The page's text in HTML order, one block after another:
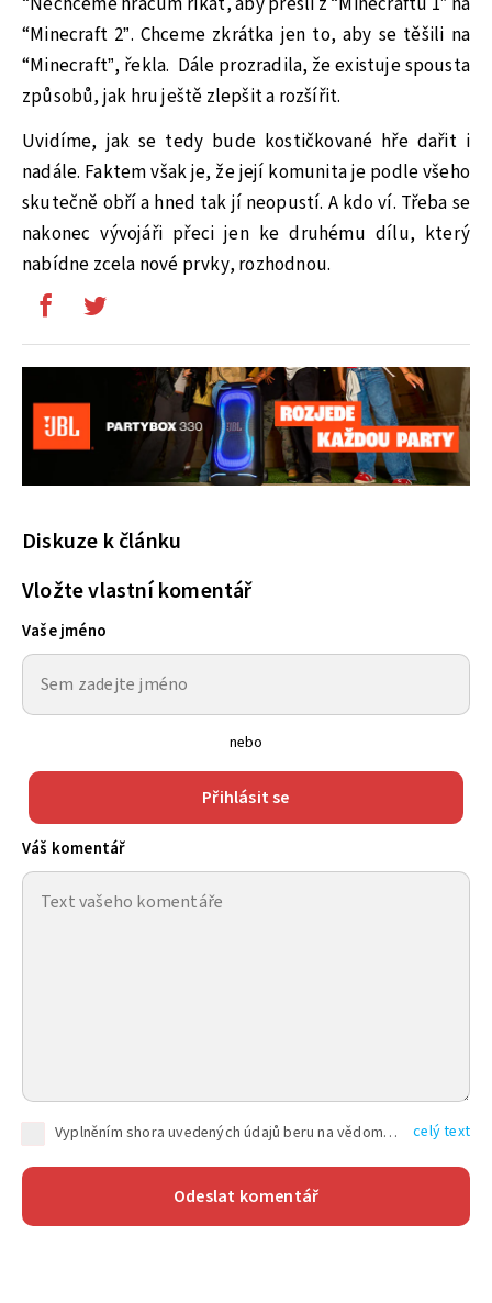
“Minecraft 2”. Chceme zkrátka jen to, aby se těšili na
“Minecraft”, řekla. Dále prozradila, že existuje spousta
způsobů, jak hru ještě zlepšit a rozšířit.
Uvidíme, jak se tedy bude kostičkované hře dařit i
nadále. Faktem však je, že její komunita je podle všeho
skutečně obří a hned tak jí neopustí. A kdo ví. Třeba se
nakonec vývojáři přeci jen ke druhému dílu, který
nabídne zcela nové prvky, rozhodnou.
Diskuze k článku
Vložte vlastní komentář
Vaše jméno
nebo
Přihlásit se
Váš komentář
Vyplněním shora uvedených údajů beru na vědomí, že společnost TEXT FACTORY s.r.o., sídlem Brno, Durďákova 336/29, Černá Pole, PSČ: 613 00, IČ: 06157831, zapsané u Krajského soudu v Brně, oddíl C, vložka 100399, bude zpracovávat mé osobní údaje uvedené v rámci mnou vyplněného registračního formuláře na základě oprávněných zájmů TEXT FACTORY s.r.o. dle čl. 6 odst. 1 písm. f) GDPR a pro splnění právních povinností (čl. 6 odst. 1 písm. c) GDPR), a to pro tyto účely: nezbytnost zajistit oprávnění návštěvníka webových stránek provozovaných společností TEXT FACTORY s.r.o. přispívat aktivně ke zveřejněným článkům nebo v rámci diskusních fór a výkon práv TEXT FACTORY s.r.o. jako administrátora těchto diskusních fór. Více informací o zpracování osobních údajů a právech lze nalézt v celý text